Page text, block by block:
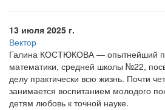
13 июля 2025 г.
Вектор
Галина КОСТЮКОВА — опытнейший
математики, средней школы №22,
делу практически всю жизнь. Почти
занимается воспитанием молодого
детям любовь к точной науке.